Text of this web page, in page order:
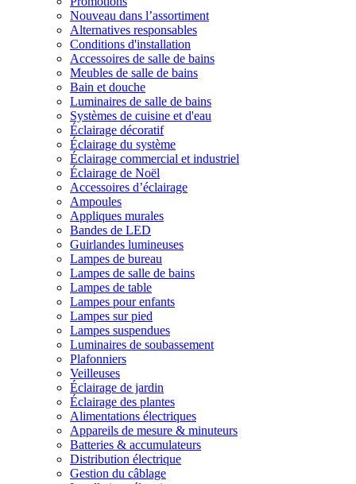
Nouveau dans l’assortiment
Alternatives responsables
Conditions d'installation
Accessoires de salle de bains
Meubles de salle de bains
Bain et douche
Luminaires de salle de bains
Systèmes de cuisine et d'eau
Éclairage décoratif
Éclairage du système
Éclairage commercial et industriel
Éclairage de Noël
Accessoires d’éclairage
Ampoules
Appliques murales
Bandes de LED
Guirlandes lumineuses
Lampes de bureau
Lampes de salle de bains
Lampes de table
Lampes pour enfants
Lampes sur pied
Lampes suspendues
Luminaires de soubassement
Plafonniers
Veilleuses
Éclairage de jardin
Éclairage des plantes
Alimentations électriques
Appareils de mesure & minuteurs
Batteries & accumulateurs
Distribution électrique
Gestion du câblage